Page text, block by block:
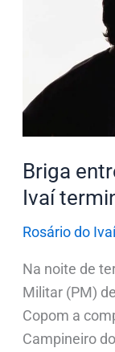
Briga
Ivaí
Rosário do Ivaí
Na noite de
Militar (PM)
Copom a
Campineiro
Rosário
do
na
delegacia